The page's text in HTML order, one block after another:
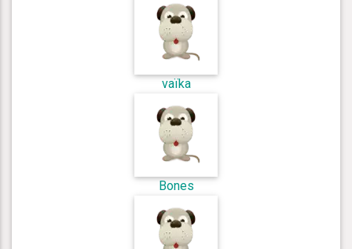
vaïka
Bones